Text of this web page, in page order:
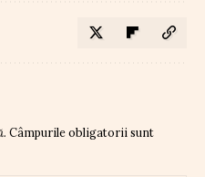
Câmpurile obligatorii sunt